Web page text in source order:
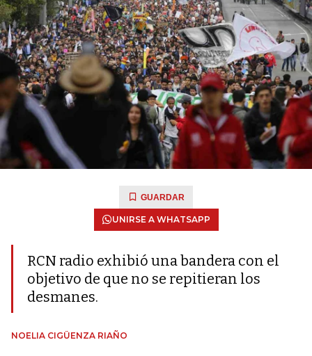
GUARDAR
UNIRSE A WHATSAPP
RCN radio exhibió una bandera con el
objetivo de que no se repitieran los
desmanes.
NOELIA CIGÜENZA RIAÑO